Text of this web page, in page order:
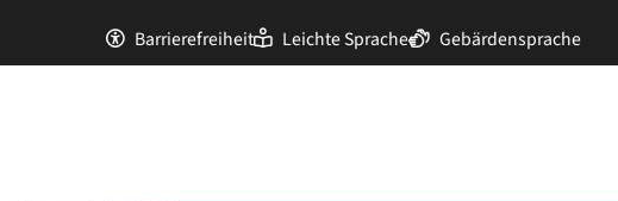
Barrierefreiheit Leichte Sprache Gebärdensprache